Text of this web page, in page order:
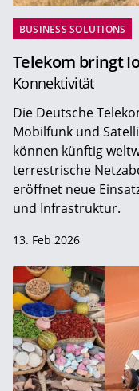
BUSINESS SOLUTIONS
Telekom bringt
Konnektivität
Die Deutsche
Mobilfunk und
können künftig
terrestrische
eröffnet neue
und Infrastruktur.
13. Feb 2026